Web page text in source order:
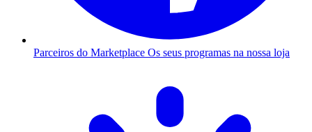
Parceiros do Marketplace Os seus programas na nossa loja